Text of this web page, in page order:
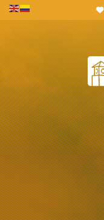
Estudiantes Profesores